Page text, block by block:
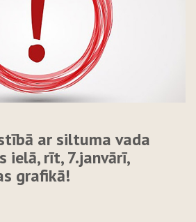
ar siltuma vada
ielā, rīt, 7.janvārī,
grafikā!